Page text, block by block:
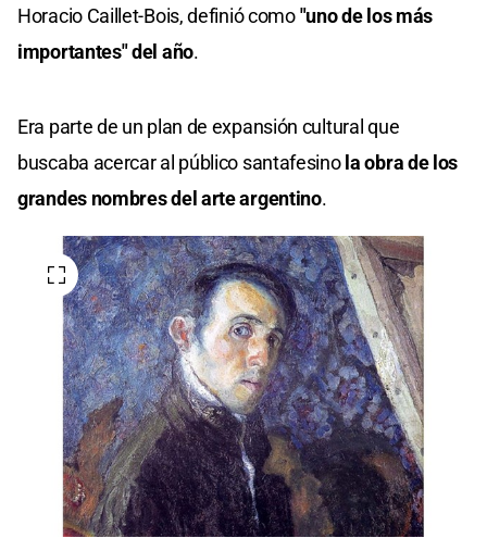
Horacio Caillet-Bois, definió como"uno de los más
importantes" del año.
Era parte de un plan de expansión cultural que
buscaba acercar al público santafesinola obra de los
grandes nombres del arte argentino.